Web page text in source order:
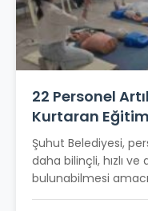
22 Personel
Kurtaran
Şuhut Belediyesi,
daha bilinçli, hızlı
bulunabilmesi